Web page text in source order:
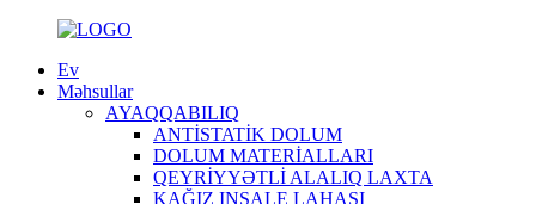
Ev
Məhsullar
AYAQQABILIQ
ANTİSTATİK DOLUM
DOLUM MATERİALLARI
QEYRİYYƏTLİ ALALIQ LAXTA
KAĞIZ INSALE LAHASI